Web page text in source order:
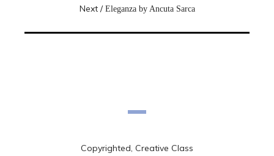
Next / Eleganza by Ancuta Sarca
Copyrighted, Creative Class